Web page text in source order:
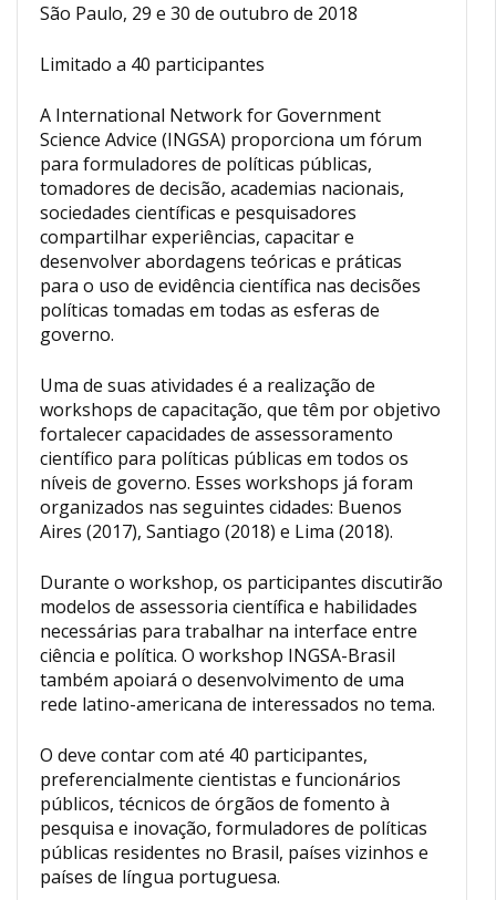
São Paulo, 29 e 30 de outubro de 2018
Limitado a 40 participantes
A International Network for Government
Science Advice (INGSA) proporciona um fórum
para formuladores de políticas públicas,
tomadores de decisão, academias nacionais,
sociedades científicas e pesquisadores
compartilhar experiências, capacitar e
desenvolver abordagens teóricas e práticas
para o uso de evidência científica nas decisões
políticas tomadas em todas as esferas de
governo.
Uma de suas atividades é a realização de
workshops de capacitação, que têm por objetivo
fortalecer capacidades de assessoramento
científico para políticas públicas em todos os
níveis de governo. Esses workshops já foram
organizados nas seguintes cidades: Buenos
Aires (2017), Santiago (2018) e Lima (2018).
Durante o workshop, os participantes discutirão
modelos de assessoria científica e habilidades
necessárias para trabalhar na interface entre
ciência e política. O workshop INGSA-Brasil
também apoiará o desenvolvimento de uma
rede latino-americana de interessados no tema.
O deve contar com até 40 participantes,
preferencialmente cientistas e funcionários
públicos, técnicos de órgãos de fomento à
pesquisa e inovação, formuladores de políticas
públicas residentes no Brasil, países vizinhos e
países de língua portuguesa.